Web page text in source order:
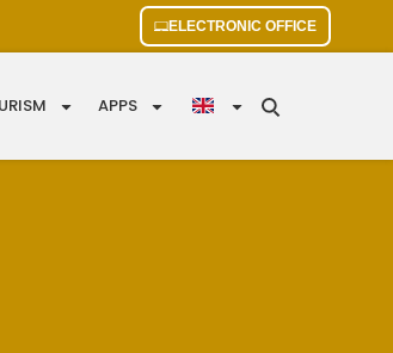
ELECTRONIC OFFICE
APPS